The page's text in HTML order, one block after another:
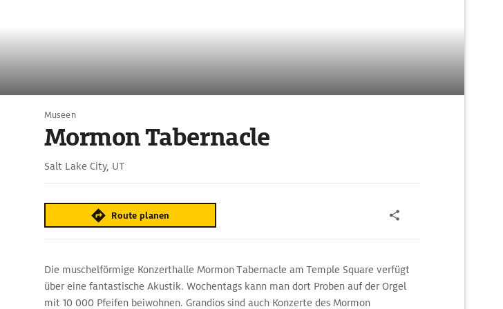
Museen
Mormon Tabernacle
Salt Lake City, UT
Route planen
Die muschelförmige Konzerthalle Mormon Tabernacle am Temple Square verfügt
über eine fantastische Akustik. Wochentags kann man dort Proben auf der Orgel
mit 10 000 Pfeifen beiwohnen. Grandios sind auch Konzerte des Mormon